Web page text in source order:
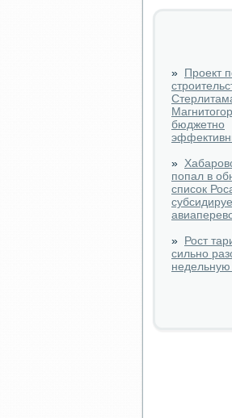
» Проект
бюджетно
»
попал в
список
» Рост
сильно